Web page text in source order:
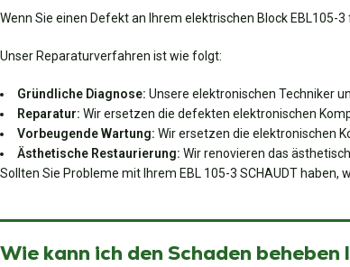
Wenn Sie einen Defekt an Ihrem elektrischen Block EBL105-
Unser Reparaturverfahren ist wie folgt:
Gründliche Diagnose: Unsere elektronischen Techniker
Reparatur: Wir ersetzen die defekten elektronischen
Vorbeugende Wartung: Wir ersetzen die elektronischen
Ästhetische Restaurierung: Wir renovieren das
Sollten Sie Probleme mit Ihrem EBL 105-3 SCHAUDT
Wie kann ich den Schaden